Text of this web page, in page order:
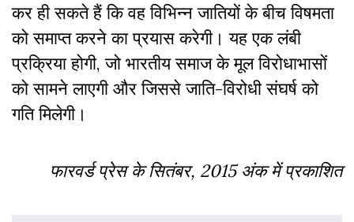
कर ही सकते हैं कि वह विभिन्न जातियों के बीच विषमता
को समाप्त करने का प्रयास करेगी। यह एक लंबी
प्रक्रिया होगी, जो भारतीय समाज के मूल विरोधाभासों
को सामने लाएगी और जिससे जाति-विरोधी संघर्ष को
गति मिलेगी।
फारवर्ड प्रेस के सितंबर, 2015 अंक में प्रकाशित